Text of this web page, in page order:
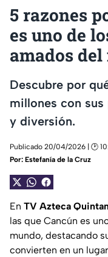
5 razones
es uno de
amados
Descubre por
millones con
y diversión.
Publicado 20/04/2026 | 🕑
Por: Estefanía de la Cruz
En TV Azteca
las que Cancún es
mundo, destacando
convierten en un